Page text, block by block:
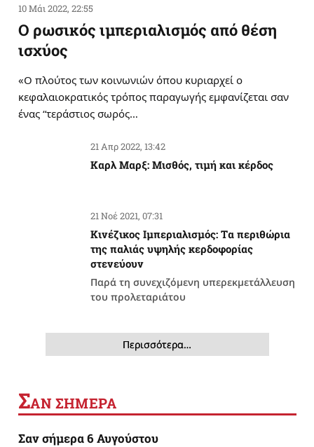
10 Μάι 2022, 22:55
Ο ρωσικός ιμπεριαλισμός από θέση
ισχύος
«Ο πλούτος των κοινωνιών όπου κυριαρχεί ο
κεφαλαιοκρατικός τρόπος παραγωγής εμφανίζεται σαν
ένας “τεράστιος σωρός…
21 Απρ 2022, 13:42
Καρλ Μαρξ: Μισθός, τιμή και κέρδος
21 Νοέ 2021, 07:31
Κινέζικος Ιμπεριαλισμός: Tα περιθώρια
της παλιάς υψηλής κερδοφορίας
στενεύουν
Παρά τη συνεχιζόμενη υπερεκμετάλλευση
του προλεταριάτου
Περισσότερα…
ΣΑΝ ΣΗΜΕΡΑ
Σαν σήμερα 6 Αυγούστου